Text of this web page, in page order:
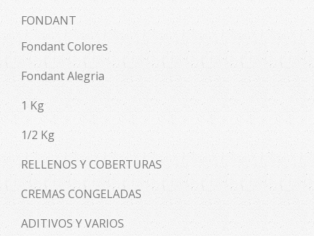
FONDANT
Fondant Colores
Fondant Alegria
1 Kg
1/2 Kg
RELLENOS Y COBERTURAS
CREMAS CONGELADAS
ADITIVOS Y VARIOS